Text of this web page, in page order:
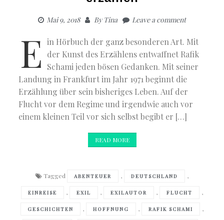
Mai 9, 2018 ByTina Leave a comment
E in Hörbuch der ganz besonderen Art. Mit
der Kunst des Erzählens entwaffnet Rafik
Schami jeden bösen Gedanken. Mit seiner
Landung in Frankfurt im Jahr 1971 beginnt die
Erzählung über sein bisheriges Leben. Auf der
Flucht vor dem Regime und irgendwie auch vor
einem kleinen Teil vor sich selbst begibt er […]
READ MORE
Tagged ABENTEUER , DEUTSCHLAND ,
EINREISE , EXIL , EXILAUTOR , FLUCHT ,
GESCHICHTEN , HOFFNUNG , RAFIK SCHAMI ,